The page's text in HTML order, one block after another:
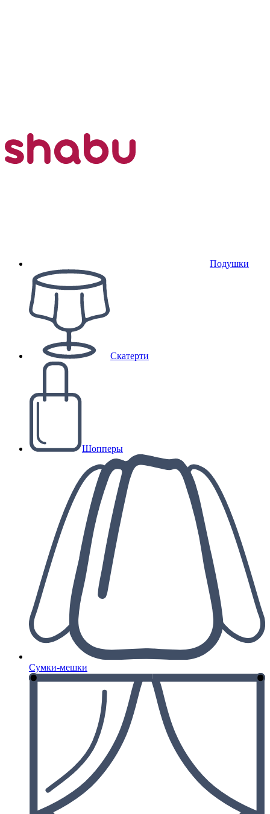
Подушки
Скатерти
Шопперы
Сумки-мешки